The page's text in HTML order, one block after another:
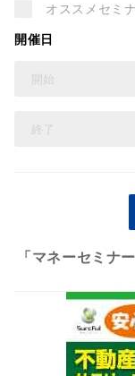
オススメセミ
開催日
「マネーセミナ